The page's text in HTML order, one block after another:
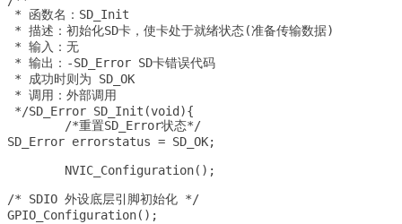
* 函数名：SD_Init
* 描述：初始化SD卡，使卡处于就绪状态(准备传输数据)
* 输入：无
* 输出：-SD_Error SD卡错误代码
* 成功时则为 SD_OK
* 调用：外部调用
*/SD_Error SD_Init(void){
SD_Error errorstatus = SD_OK;
/* SDIO 外设底层引脚初始化 */
GPIO_Configuration();